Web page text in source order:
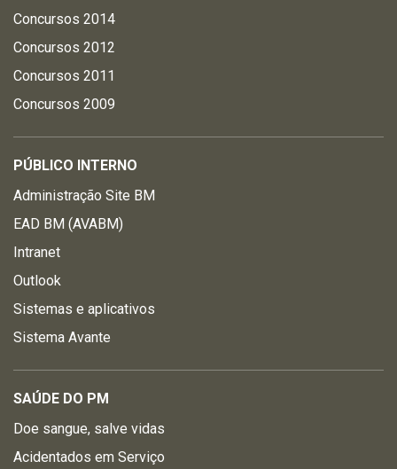
Concursos 2014
Concursos 2012
Concursos 2011
Concursos 2009
PÚBLICO INTERNO
Administração Site BM
EAD BM (AVABM)
Intranet
Outlook
Sistemas e aplicativos
Sistema Avante
SAÚDE DO PM
Doe sangue, salve vidas
Acidentados em Serviço